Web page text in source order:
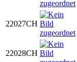
22027CH
22028CH